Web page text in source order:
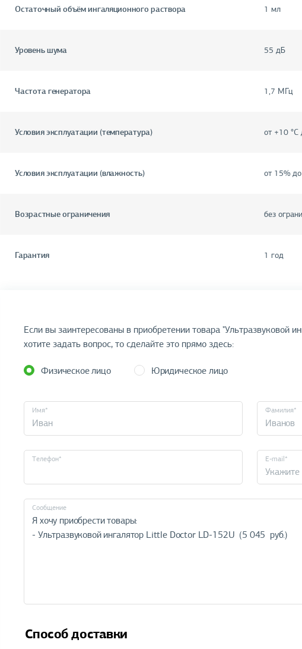
Остаточный объём ингаляционного раствора 1 мл
Уровень шума 55 дБ
Частота генератора 1,7 МГц
Условия эксплуатации (температура) от +10 °C
Условия эксплуатации (влажность) от 15%
Возрастные ограничения без
Гарантия 1 год
Если вы заинтересованы в приобретении товара "Ультразвуковой
хотите задать вопрос, то сделайте это прямо здесь:
Физическое лицо Юридическое лицо
Имя* Фамилия*
Телефон* E-mail*
Cообщение
Способ доставки